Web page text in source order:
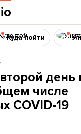
Куда пойти
день
числе
COVID-19